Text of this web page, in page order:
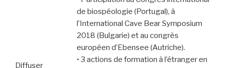
Diffuser
de biospéologie (Portugal), à
l’International Cave Bear Symposium
2018 (Bulgarie) et au congrès
européen d’Ebensee (Autriche).
• 3 actions de formation à l’étranger en